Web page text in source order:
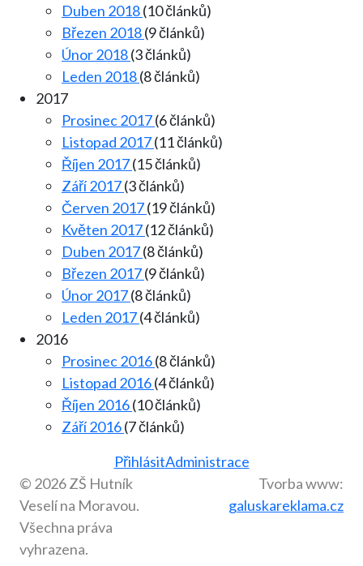
Duben 2018(10 článků)
Březen 2018(9 článků)
Únor 2018(3 článků)
Leden 2018(8 článků)
2017
Prosinec 2017(6 článků)
Listopad 2017(11 článků)
Říjen 2017(15 článků)
Září 2017(3 článků)
Červen 2017(19 článků)
Květen 2017(12 článků)
Duben 2017(8 článků)
Březen 2017(9 článků)
Únor 2017(8 článků)
Leden 2017(4 článků)
2016
Prosinec 2016(8 článků)
Listopad 2016(4 článků)
Říjen 2016(10 článků)
Září 2016(7 článků)
PřihlásitAdministrace
© 2026 ZŠ Hutník
Veselí na Moravou.
Všechna práva
vyhrazena.
Tvorba www:
galuskareklama.cz